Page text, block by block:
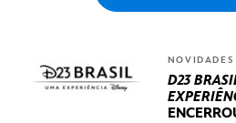
NOVIDADES
D23